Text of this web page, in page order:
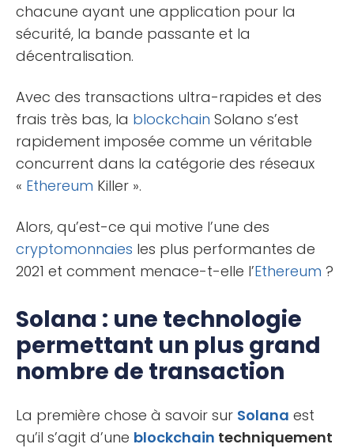
chacune ayant une application pour la
sécurité, la bande passante et la
décentralisation.
Avec des transactions ultra-rapides et des
frais très bas, la blockchain Solano s’est
rapidement imposée comme un véritable
concurrent dans la catégorie des réseaux
« Ethereum Killer ».
Alors, qu’est-ce qui motive l’une des
cryptomonnaies les plus performantes de
2021 et comment menace-t-elle l’Ethereum ?
Solana : une technologie
permettant un plus grand
nombre de transaction
La première chose à savoir sur Solana est
qu’il s’agit d’une blockchain techniquement